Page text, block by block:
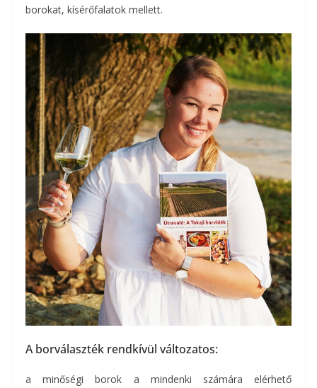
borokat, kísérőfalatok mellett.
A borválaszték rendkívül változatos:
a minőségi borok a mindenki számára elérhető